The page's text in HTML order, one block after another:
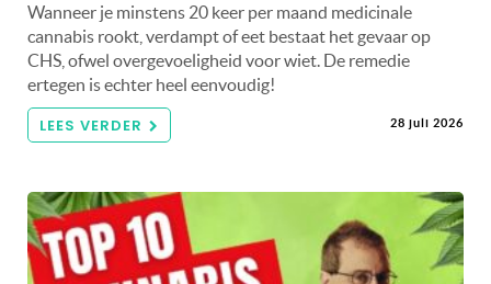
Wanneer je minstens 20 keer per maand medicinale
cannabis rookt, verdampt of eet bestaat het gevaar op
CHS, ofwel overgevoeligheid voor wiet. De remedie
ertegen is echter heel eenvoudig!
LEES VERDER 28 juli 2026